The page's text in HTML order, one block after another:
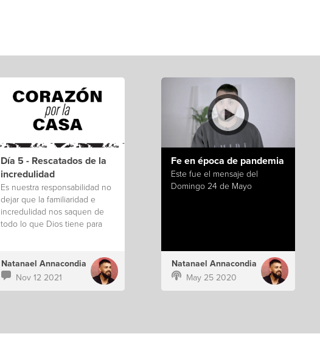
Día 5 - Rescatados de la
incredulidad
Es nuestra responsabilidad no
dejar que la familiaridad e
incredulidad nos saquen de
todo lo que Dios tiene para
Natanael Annacondia
Nov 12 2021
Fe en época de pandemia
Este fue el mensaje del
Domingo 24 de Mayo
Natanael Annacondia
May 25 2020